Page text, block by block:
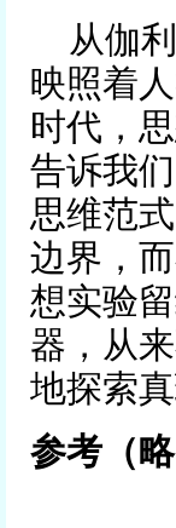
从伽
映照着
时代，
告诉我
思维范
边界，
想实验
器，从
地探索
参考（略